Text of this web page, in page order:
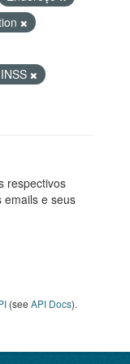
respectivos
emails e seus
(see API Docs).